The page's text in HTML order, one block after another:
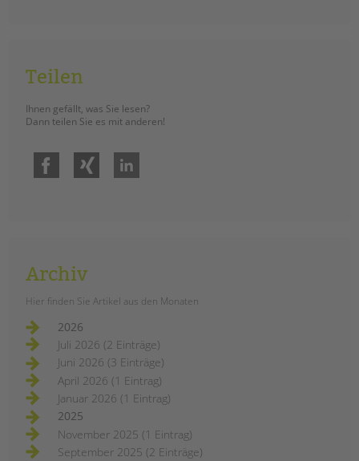
tandem als Arbeitgeberin
NEWS/BLOG
Briefe an Kai
Impressum
Hinweisgebersystem
Intranet
Teilen
Ihnen gefällt, was Sie lesen?
Dann teilen Sie es mit anderen!
Facebook
Archiv
Hier finden Sie Artikel aus den Monaten
2026
Juli 2026 (2 Einträge)
Juni 2026 (3 Einträge)
April 2026 (1 Eintrag)
Januar 2026 (1 Eintrag)
2025
November 2025 (1 Eintrag)
September 2025 (2 Einträge)